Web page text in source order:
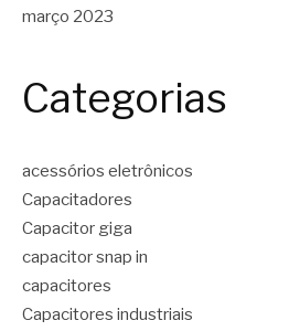
março 2023
Categorias
acessórios eletrônicos
Capacitadores
Capacitor giga
capacitor snap in
capacitores
Capacitores industriais